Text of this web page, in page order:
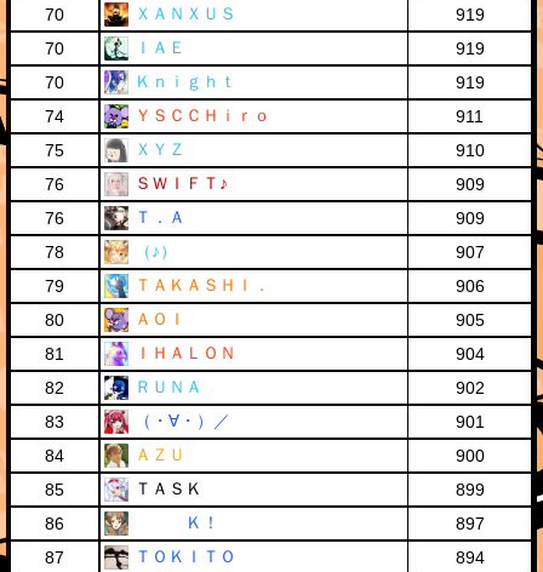
70
ＸＡＮＸＵＳ
919
70
ＩＡＥ
919
70
Ｋｎｉｇｈｔ
919
74
ＹＳＣＣＨｉｒｏ
911
75
ＸＹＺ
910
76
ＳＷＩＦＴ♪
909
76
Ｔ．Ａ
909
78
（♪）
907
79
ＴＡＫＡＳＨＩ．
906
80
ＡＯＩ
905
81
ＩＨＡＬＯＮ
904
82
ＲＵＮＡ
902
83
（・∀・）／
901
84
ＡＺＵ
900
85
ＴＡＳＫ
899
86
Ｋ！
897
87
ＴＯＫＩＴＯ
894